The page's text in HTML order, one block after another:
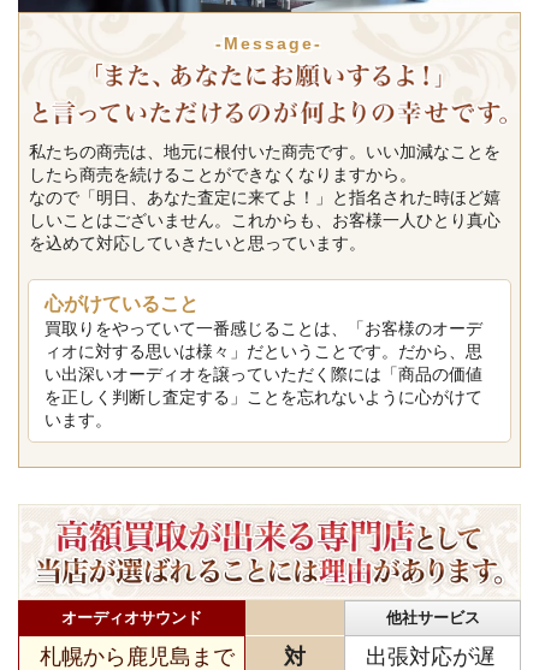
-Message-
私たちの商売は、地元に根付いた商売です。いい加減なことを
したら商売を続けることができなくなりますから。
なので「明日、あなた査定に来てよ！」と指名された時ほど嬉
しいことはございません。これからも、お客様一人ひとり真心
を込めて対応していきたいと思っています。
心がけていること
買取りをやっていて一番感じることは、「お客様のオーデ
ィオに対する思いは様々」だということです。だから、思
い出深いオーディオを譲っていただく際には「商品の価値
を正しく判断し査定する」ことを忘れないように心がけて
います。
オーディオサウンド 他社サービス
札幌から鹿児島まで
対
出張対応が遅